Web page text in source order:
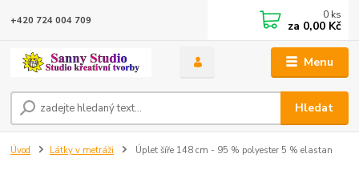
Menu
Hledat
+420 724 004 709 0 ks
za 0,00 Kč
Úvod Látky v metráži Úplet šíře 148 cm - 95 % polyester 5 % elastan